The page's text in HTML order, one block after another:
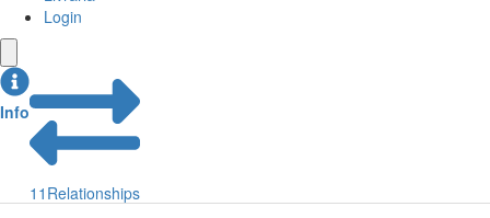
Login
Info
11 Relationships